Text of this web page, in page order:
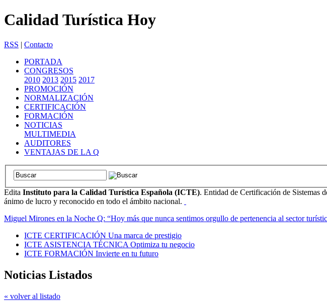
Calidad Turística Hoy
RSS | Contacto
PORTADA
CONGRESOS
2010 2013 2015 2017
PROMOCIÓN
NORMALIZACIÓN
CERTIFICACIÓN
FORMACIÓN
NOTICIAS
MULTIMEDIA
AUDITORES
VENTAJAS DE LA Q
Edita Instituto para la Calidad Turística Española (ICTE). Entidad de Certificación de Sistemas
ánimo de lucro y reconocido en todo el ámbito nacional.
Miguel Mirones en la Noche Q: “Hoy más que nunca sentimos orgullo de pertenencia al sector
ICTE CERTIFICACIÓN Una marca de prestigio
ICTE ASISTENCIA TÉCNICA Optimiza tu negocio
ICTE FORMACIÓN Invierte en tu futuro
Noticias Listados
« volver al listado